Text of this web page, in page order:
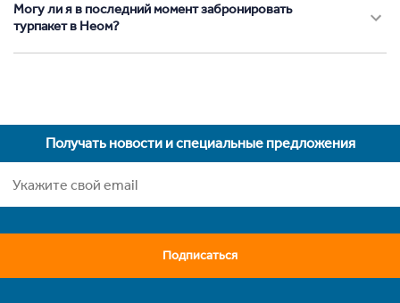
Могу ли я в последний момент забронировать
турпакет в Неом?
Получать новости и специальные предложения
Подписаться